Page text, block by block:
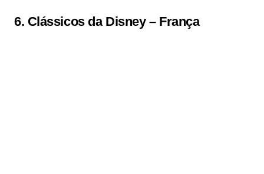
6. Clássicos da Disney– França